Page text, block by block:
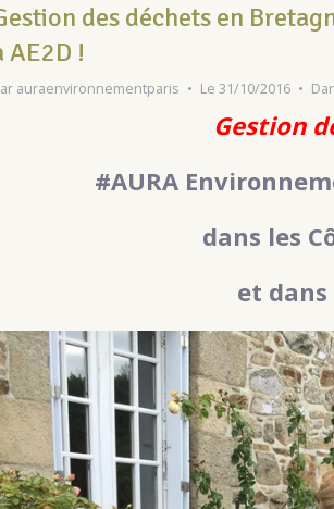
des déchets en
AE2D !
auraenvironnementparis Le 31/10/2016
Gestion
#AURA
dans les
et dans